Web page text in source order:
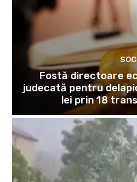
Fostă directoare
judecată pentru
lei prin 18